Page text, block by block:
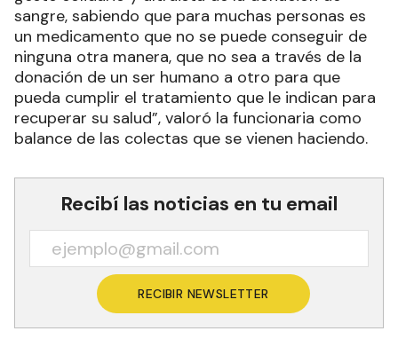
sangre, sabiendo que para muchas personas es
un medicamento que no se puede conseguir de
ninguna otra manera, que no sea a través de la
donación de un ser humano a otro para que
pueda cumplir el tratamiento que le indican para
recuperar su salud”, valoró la funcionaria como
balance de las colectas que se vienen haciendo.
Recibí las noticias en tu email
RECIBIR NEWSLETTER